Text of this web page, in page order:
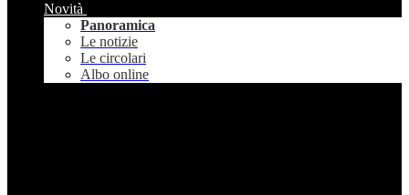
Novità
Panoramica
Le notizie
Le circolari
Albo online